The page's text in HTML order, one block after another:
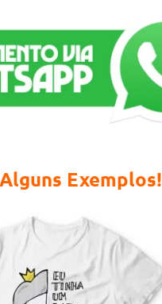
Exemplos!